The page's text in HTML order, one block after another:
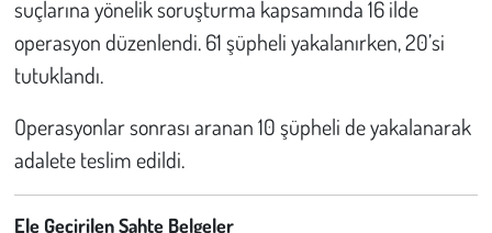
suçlarına yönelik soruşturma kapsamında 16 ilde
operasyon düzenlendi. 61 şüpheli yakalanırken, 20’si
tutuklandı.
Operasyonlar sonrası aranan 10 şüpheli de yakalanarak
adalete teslim edildi.
Ele Geçirilen Sahte Belgeler